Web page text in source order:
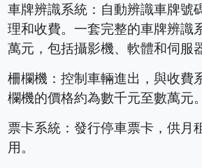
車牌辨識系統：自動辨識車牌號
理和收費。一套完整的車牌辨識
萬元，包括攝影機、軟體和伺服器
柵欄機：控制車輛進出，與收費
欄機的價格約為數千元至數萬元。
票卡系統：發行停車票卡，供月
用。